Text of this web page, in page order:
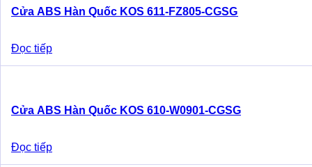
Cửa ABS Hàn Quốc KOS 611-FZ805-CGSG
Đọc tiếp
Cửa ABS Hàn Quốc KOS 610-W0901-CGSG
Đọc tiếp